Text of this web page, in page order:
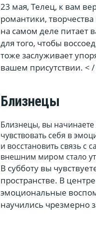
23 мая, Телец, к вам
романтики,
на самом деле питает
для того, чтобы
тоже заслуживает
вашем присутствии. < /
Близнецы
Близнецы, вы
чувствовать себя в
и восстановить связь с
внешним миром стало
В субботу вы
пространстве. В
эмоциональные
научились чрезмерно